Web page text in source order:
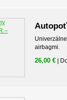
airbagmi.
26,00 € |